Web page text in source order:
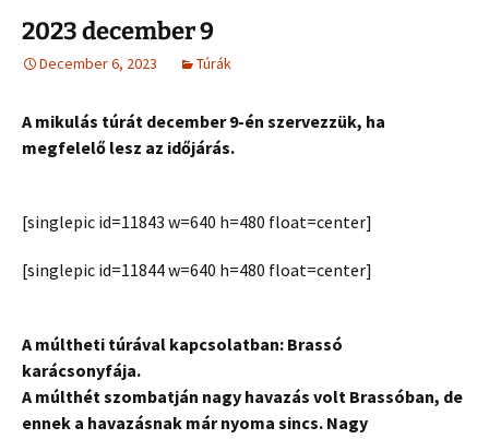
2023 december 9
December 6, 2023 Túrák
A mikulás túrát december 9-én szervezzük, ha
megfelelő lesz az időjárás.
[singlepic id=11843 w=640 h=480 float=center]
[singlepic id=11844 w=640 h=480 float=center]
A múltheti túrával kapcsolatban: Brassó
karácsonyfája.
A múlthét szombatján nagy havazás volt Brassóban, de
ennek a havazásnak már nyoma sincs. Nagy